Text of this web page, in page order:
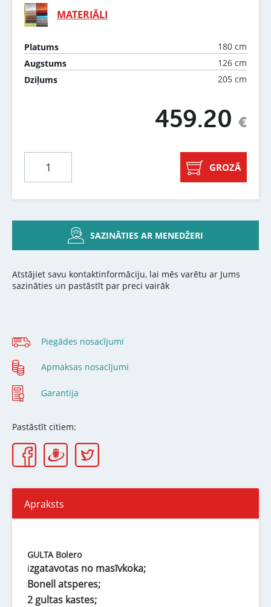
MATERIĀLI
Platums
180 cm
Augstums
126 cm
Dziļums
205 cm
459.20 €
GROZĀ
SAZINĀTIES AR MENEDŽERI
Atstājiet savu kontaktinformāciju, lai mēs varētu ar Jums
sazināties un pastāstīt par preci vairāk
Piegādes nosacījumi
Apmaksas nosacījumi
Garantija
Pastāstīt citiem:
Apraksts
GULTA Bolero
izgatavotas no masīvkoka;
Bonell atsperes;
2 gultas kastes;